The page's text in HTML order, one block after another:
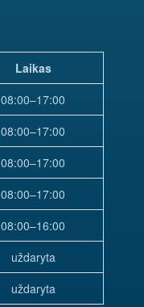
Laikas
08:00–17:00
08:00–17:00
08:00–17:00
08:00–17:00
08:00–16:00
uždaryta
uždaryta